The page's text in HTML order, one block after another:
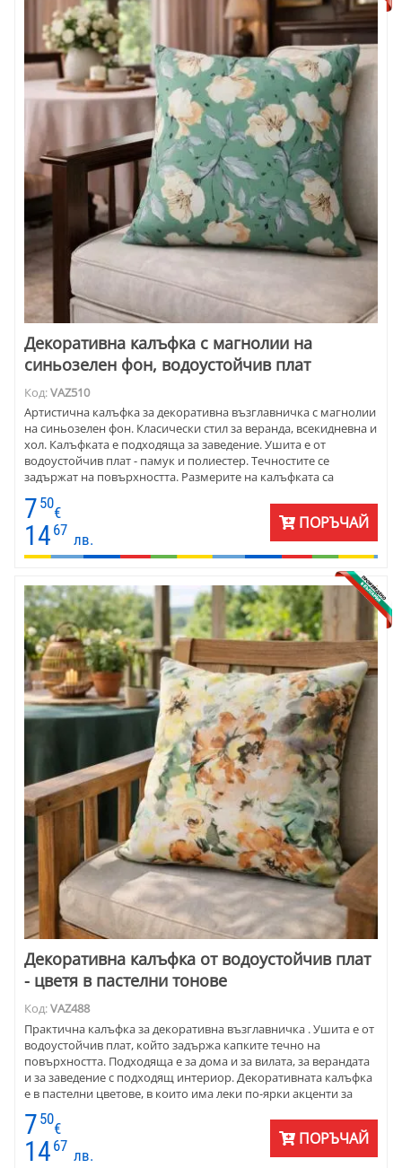
Декоративна калъфка с магнолии на
синьозелен фон, водоустойчив плат
Код:VAZ510
Артистична калъфка за декоративна възглавничка с магнолии
на синьозелен фон. Класически стил за веранда, всекидневна и
хол. Калъфката е подходяща за заведение. Ушита е от
водоустойчив плат - памук и полиестер. Течностите се
задържат на повърхността. Размерите на калъфката са
цип в долния ръб на калъфката.
7 50
€
14 67
лв.
ПОРЪЧАЙ
Декоративна калъфка от водоустойчив плат
- цветя в пастелни тонове
Код:VAZ488
Практична калъфка за декоративна възглавничка . Ушита е от
водоустойчив плат, който задържа капките течно на
повърхността. Подходяща е за дома и за вилата, за верандата
и за заведение с подходящ интериор. Декоративната калъфка
е в пастелни цветове, в които има леки по-ярки акценти за
настроение. Съчетайте с керемидена или зелена покривка и
едноцветни калъфки наоколо.
7 50
€
14 67
лв.
ПОРЪЧАЙ